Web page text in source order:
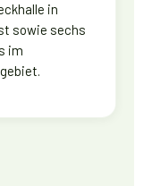
in
sowie sechs
im